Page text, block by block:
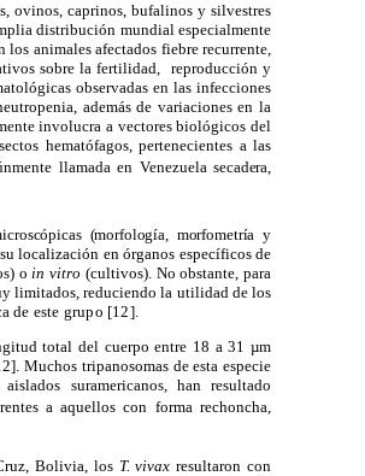
ovinos, caprinos, bufalinos y silvestres
distribución mundial especialmente
animales afectados fiebre recurrente,
sobre la fertilidad, reproducción y
observadas en las infecciones
además de variaciones en la
involucra a vectores biológicos del
hematófagos, pertenecientes a las
llamada en Venezuela secadera,
(morfología, morfometría y
localización en órganos específicos de
o in vitro (cultivos). No obstante, para
limitados, reduciendo la utilidad de los
de este grupo [12].
total del cuerpo entre 18 a 31 µm
Muchos tripanosomas de esta especie
suramericanos, han resultado
a aquellos con forma rechoncha,
Bolivia, los T. vivax resultaron con